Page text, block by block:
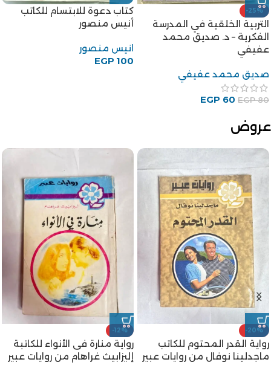
-25%
التربية الخلقية في المدرسة
الفكرية – د. صديق محمد
عفيفي
صديق محمد عفيفي
EGP80
EGP 60
كتاب دعوة للابتسام للكاتب
أنيس منصور
انيس منصور
EGP 100
عروض
-20%
رواية القدر المحتوم للكاتب
ماجدلينا نوفال من روايات عبير
-12%
رواية منارة فى الأنواء للكاتبة
إليزابيث غراهام من روايات عبير